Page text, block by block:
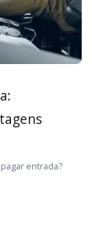
entrada?